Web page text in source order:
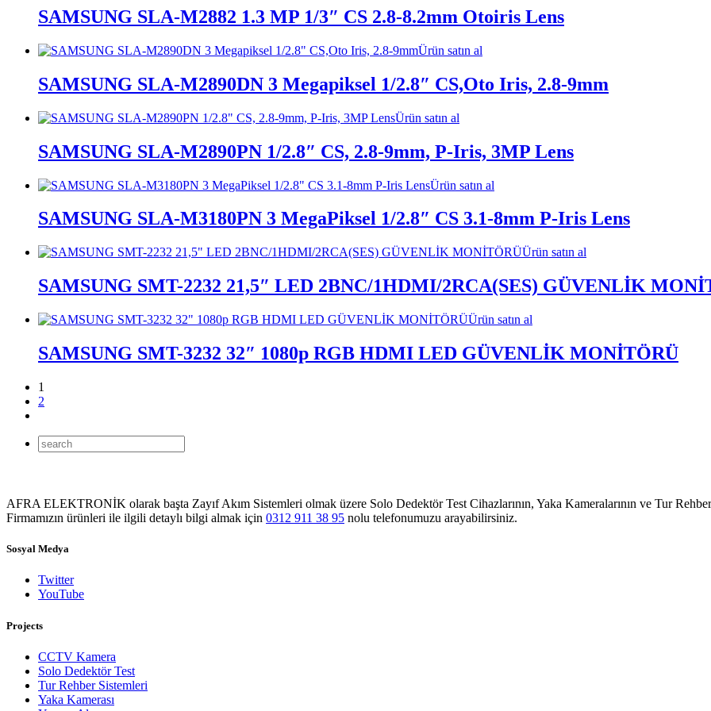
SAMSUNG SLA-M2882 1.3 MP 1/3″ CS 2.8-8.2mm Otoiris Lens
Ürün satın al
SAMSUNG SLA-M2890DN 3 Megapiksel 1/2.8″ CS,Oto Iris, 2.8-9mm
Ürün satın al
SAMSUNG SLA-M2890PN 1/2.8″ CS, 2.8-9mm, P-Iris, 3MP Lens
Ürün satın al
SAMSUNG SLA-M3180PN 3 MegaPiksel 1/2.8″ CS 3.1-8mm P-Iris Lens
Ürün satın al
SAMSUNG SMT-2232 21,5″ LED 2BNC/1HDMI/2RCA(SES) GÜVENLİK
Ürün satın al
SAMSUNG SMT-3232 32″ 1080p RGB HDMI LED GÜVENLİK MONİTÖRÜ
1
2
AFRA ELEKTRONİK olarak başta Zayıf Akım Sistemleri olmak üzere Solo Dedektör Test Cihazlarının, Yaka Kameralarının ve Tur Rehber
Firmamızın ürünleri ile ilgili detaylı bilgi almak için 0312 911 38 95 nolu telefonumuzu arayabilirsiniz.
Sosyal Medya
Twitter
YouTube
Projects
CCTV Kamera
Solo Dedektör Test
Tur Rehber Sistemleri
Yaka Kamerası